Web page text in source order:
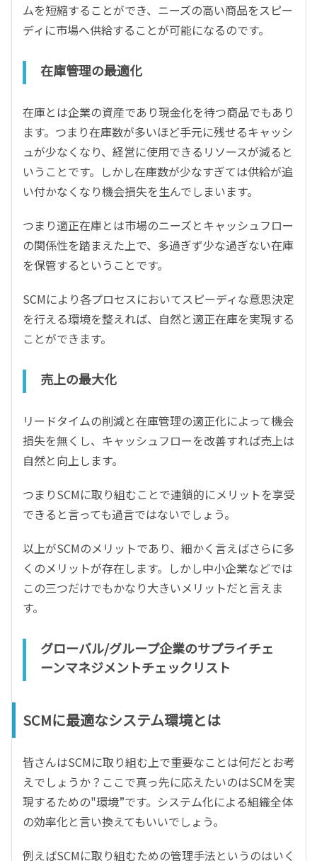
ムを短縮することができ、ニーズの高い商品をスピー
ディに市場へ供給することが可能になるのです。
在庫管理の最適化
在庫とは企業の資産であり現金化を待つ商品でもあり
ます。つまり在庫数が多いほど手元に残せるキャッシ
ュが少なくなり、経営に使用できるリソースが減ると
いうことです。しかし在庫数が少なすぎては供給が追
い付かなくなり機会損失を生んでしまいます。
つまり適正在庫とは市場のニーズとキャッシュフロー
の関係性を踏まえた上で、多過ぎず少な過ぎない在庫
を保管するということです。
SCMにより各プロセスにおいてスピーディな意思決定
を行える環境を整えれば、自然と適正在庫を実現する
ことができます。
売上の最大化
リードタイムの削減と在庫管理の適正化によって機会
損失を無くし、キャッシュフローを改善すれば売上は
自然と向上します。
つまりSCMに取り組むことで連鎖的にメリットを享受
できると言っても過言ではないでしょう。
以上がSCMのメリットであり、細かく言えばさらに多
くのメリットが存在します。しかし中小企業などでは
この三つだけでもかなり大きいメリットだと言えま
す。
グローバル/グループ企業のサプライチェ
ーンマネジメントチェックリスト
SCMに最適なシステム環境とは
皆さんはSCMに取り組む上で重要なことは何だとお考
えでしょうか？ここで真っ先に応えたいのはSCMを実
現するための"環境”です。システム化による組織全体
の効率化と言い換えてもいいでしょう。
例えばSCMに取り組むための管理手法というのはいく